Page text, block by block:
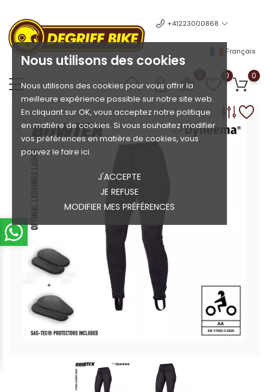
Nous utilisons des cookies
Nous utilisons des cookies pour vous offrir la
meilleure expérience possible sur notre site web.
En cliquant sur OK, vous acceptez notre politique
en matière de cookies. Si vous souhaitez modifier
vos préférences en matière de cookies, vous
pouvez le faire ici.
J'ACCEPTE
JE REFUSE
MODIFIER MES PRÉFÉRENCES
+41223000868
Français
0 0